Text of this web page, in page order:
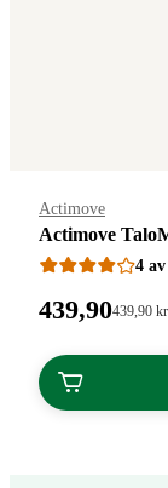
Merke:
Actimove
Actimove
4
Pris:
kroner.
439,90
kroner.
439 ,90 kr